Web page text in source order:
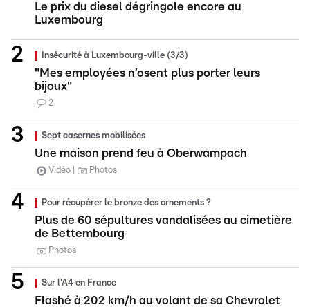
Le prix du diesel dégringole encore au
Luxembourg
Insécurité à Luxembourg-ville (3/3)
"Mes employées n’osent plus porter leurs
bijoux"
2
Sept casernes mobilisées
Une maison prend feu à Oberwampach
Vidéo Photos
Pour récupérer le bronze des ornements ?
Plus de 60 sépultures vandalisées au cimetière
de Bettembourg
Photos
Sur l'A4 en France
Flashé à 202 km/h au volant de sa Chevrolet